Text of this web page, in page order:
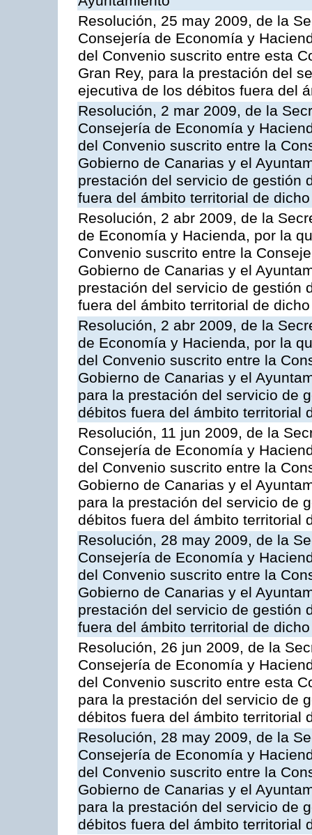
Resolución, 25 may 2009, de la
Consejería de Economía y
del Convenio suscrito entre esta
Gran Rey, para la prestación del
ejecutiva de los débitos fuera del
Resolución, 2 mar 2009, de la
Consejería de Economía y
del Convenio suscrito entre la
Gobierno de Canarias y el
prestación del servicio de gestión
fuera del ámbito territorial de
Resolución, 2 abr 2009, de la
de Economía y Hacienda, por la
Convenio suscrito entre la
Gobierno de Canarias y el
prestación del servicio de gestión
fuera del ámbito territorial de
Resolución, 2 abr 2009, de la
de Economía y Hacienda, por la
del Convenio suscrito entre la
Gobierno de Canarias y el
para la prestación del servicio de
débitos fuera del ámbito territorial
Resolución, 11 jun 2009, de la
Consejería de Economía y
del Convenio suscrito entre la
Gobierno de Canarias y el
para la prestación del servicio de
débitos fuera del ámbito territorial
Resolución, 28 may 2009, de la
Consejería de Economía y
del Convenio suscrito entre la
Gobierno de Canarias y el
prestación del servicio de gestión
fuera del ámbito territorial de
Resolución, 26 jun 2009, de la
Consejería de Economía y
del Convenio suscrito entre esta
para la prestación del servicio de
débitos fuera del ámbito territorial
Resolución, 28 may 2009, de la
Consejería de Economía y
del Convenio suscrito entre la
Gobierno de Canarias y el
para la prestación del servicio de
débitos fuera del ámbito territorial